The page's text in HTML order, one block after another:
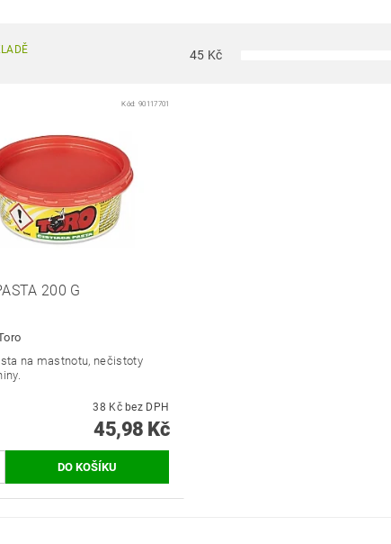
45 Kč
Kód: 90117701
200 G
na mastnotu, nečistoty
38 Kč bez DPH
45,98 Kč